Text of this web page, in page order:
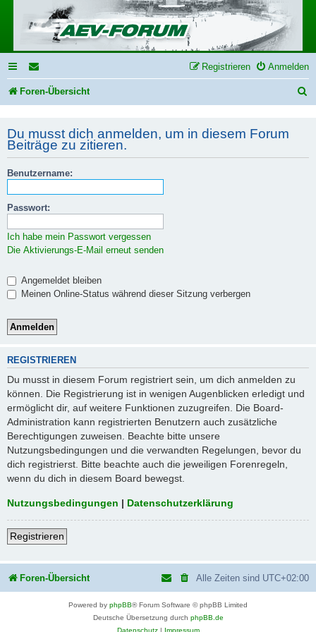
Anmelden
Registrieren
Foren-Übersicht
Du musst dich anmelden, um in diesem Forum
Beiträge zu zitieren.
Benutzername:
Passwort:
Ich habe mein Passwort vergessen
Die Aktivierungs-E-Mail erneut senden
Angemeldet bleiben
Meinen Online-Status während dieser Sitzung verbergen
REGISTRIEREN
Du musst in diesem Forum registriert sein, um dich anmelden zu
können. Die Registrierung ist in wenigen Augenblicken erledigt und
ermöglicht dir, auf weitere Funktionen zuzugreifen. Die Board-
Administration kann registrierten Benutzern auch zusätzliche
Berechtigungen zuweisen. Beachte bitte unsere
Nutzungsbedingungen und die verwandten Regelungen, bevor du
dich registrierst. Bitte beachte auch die jeweiligen Forenregeln,
wenn du dich in diesem Board bewegst.
Nutzungsbedingungen | Datenschutzerklärung
Registrieren
Foren-Übersicht Alle Zeiten sind UTC+02:00
Powered by phpBB® Forum Software © phpBB Limited
Deutsche Übersetzung durch phpBB.de
Datenschutz| Impressum